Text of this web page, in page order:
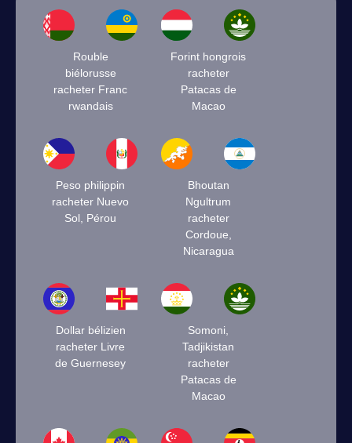
Rouble
biélorusse
racheter Franc
rwandais
Forint hongrois
racheter
Patacas de
Macao
Peso philippin
racheter Nuevo
Sol, Pérou
Bhoutan
Ngultrum
racheter
Cordoue,
Nicaragua
Dollar bélizien
racheter Livre
de Guernesey
Somoni,
Tadjikistan
racheter
Patacas de
Macao